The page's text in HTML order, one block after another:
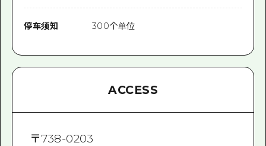
停车须知 300个单位
ACCESS
〒738-0203